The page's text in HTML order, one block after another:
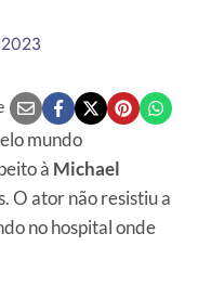
mundo
à Michael
O ator não resistiu a
no hospital onde